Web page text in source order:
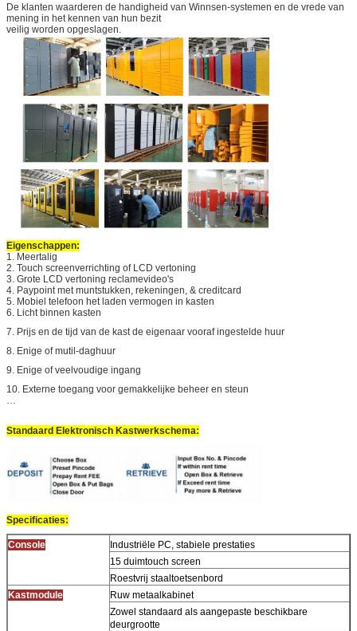
De klanten waarderen de handigheid van Winnsen-systemen en de vrede van
mening in het kennen van hun bezit
veilig worden opgeslagen.
Eigenschappen:
1. Meertalig
2. Touch screenverrichting of LCD vertoning
3. Grote LCD vertoning reclamevideo's
4. Paypoint met muntstukken, rekeningen, & creditcard
5. Mobiel telefoon het laden vermogen in kasten
6. Licht binnen kasten
7. Prijs en de tijd van de kast de eigenaar vooraf ingestelde huur
8. Enige of mutil-daghuur
9. Enige of veelvoudige ingang
10. Externe toegang voor gemakkelijke beheer en steun
Standaard Elektronisch Kastwerkschema:
Specificaties:
Console
Industriële PC, stabiele prestaties
15 duimtouch screen
Roestvrij staaltoetsenbord
Kastmodule
Ruw metaalkabinet
Zowel standaard als aangepaste beschikbare
deurgrootte